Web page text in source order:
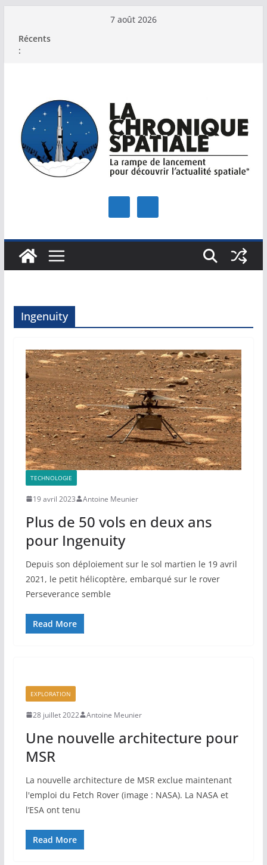
contenu
7 août 2026
Récents
:
Ingenuity
TECHNOLOGIE
19 avril 2023 Antoine Meunier
Plus de 50 vols en deux ans
pour Ingenuity
Depuis son déploiement sur le sol martien le 19 avril
2021, le petit hélicoptère, embarqué sur le rover
Perseverance semble
Read More
EXPLORATION
28 juillet 2022 Antoine Meunier
Une nouvelle architecture pour
MSR
La nouvelle architecture de MSR exclue maintenant
l'emploi du Fetch Rover (image : NASA). La NASA et
l’ESA ont tenu
Read More